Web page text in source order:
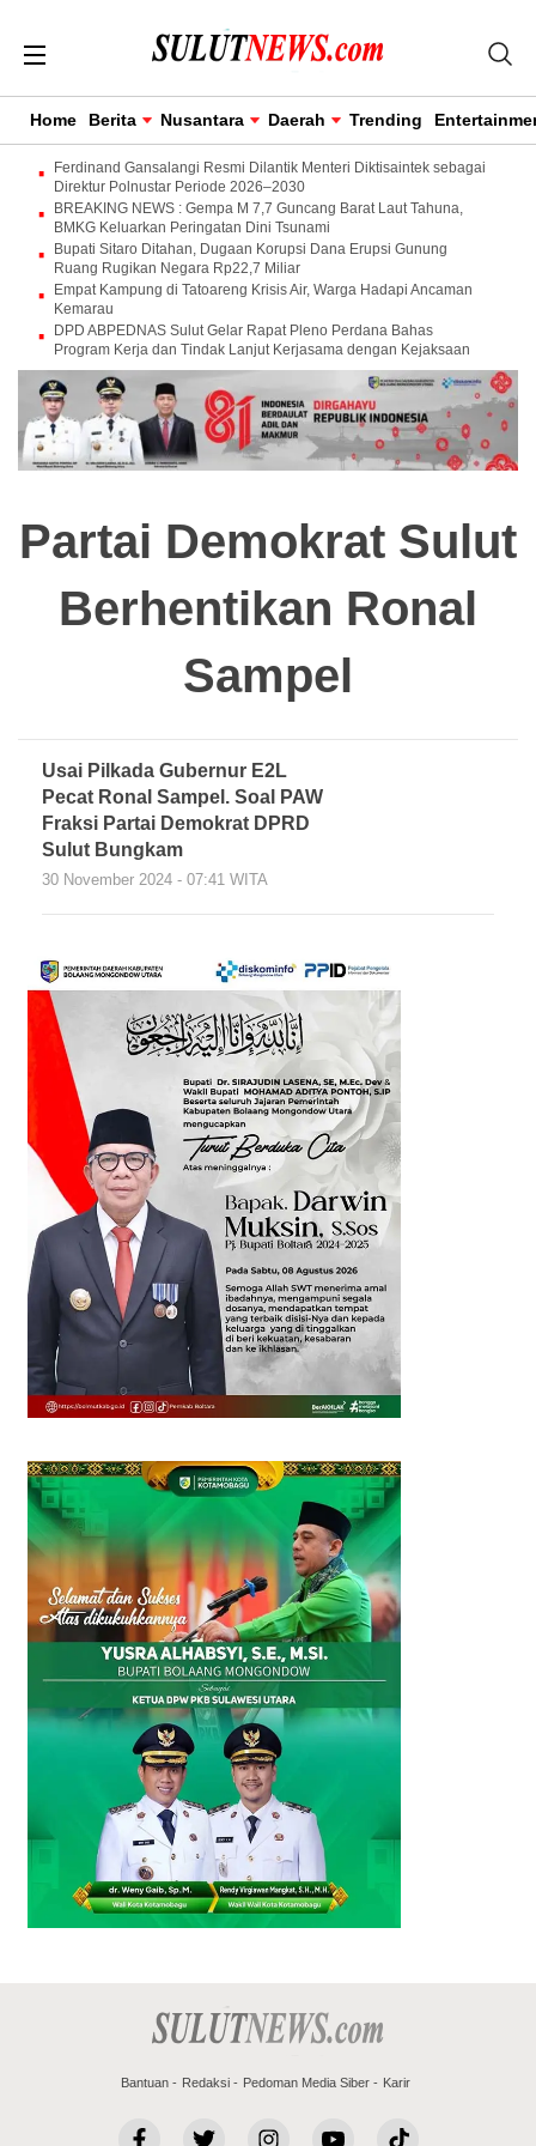
Home Berita Nusantara Daerah Trending
Ferdinand Gansalangi Resmi Dilantik Menteri Diktisaintek sebagai
Direktur Polnustar Periode 2026–2030
BREAKING NEWS : Gempa M 7,7 Guncang Barat Laut Tahuna,
BMKG Keluarkan Peringatan Dini Tsunami
Bupati Sitaro Ditahan, Dugaan Korupsi Dana Erupsi Gunung
Ruang Rugikan Negara Rp22,7 Miliar
Empat Kampung di Tatoareng Krisis Air, Warga Hadapi Ancaman
Kemarau
DPD ABPEDNAS Sulut Gelar Rapat Pleno Perdana Bahas
Program Kerja dan Tindak Lanjut Kerjasama dengan Kejaksaan
Partai Demokrat Sulut
Berhentikan Ronal
Sampel
Usai Pilkada Gubernur E2L
Pecat Ronal Sampel. Soal PAW
Fraksi Partai Demokrat DPRD
Sulut Bungkam
30 November 2024 - 07:41 WITA
Bantuan Redaksi Pedoman Media Siber Karir